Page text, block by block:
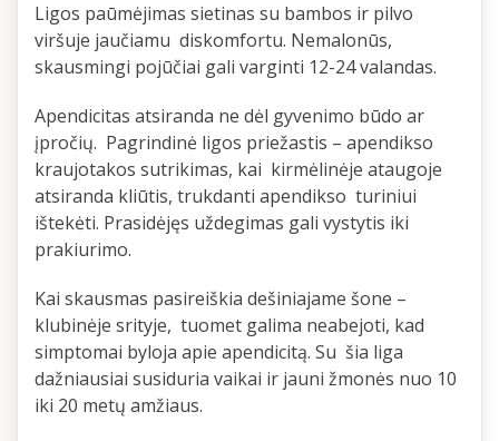
Ligos paūmėjimas sietinas su bambos ir pilvo
viršuje jaučiamu diskomfortu. Nemalonūs,
skausmingi pojūčiai gali varginti 12-24 valandas.
Apendicitas atsiranda ne dėl gyvenimo būdo ar
įpročių. Pagrindinė ligos priežastis – apendikso
kraujotakos sutrikimas, kai kirmėlinėje ataugoje
atsiranda kliūtis, trukdanti apendikso turiniui
ištekėti. Prasidėjęs uždegimas gali vystytis iki
prakiurimo.
Kai skausmas pasireiškia dešiniajame šone –
klubinėje srityje, tuomet galima neabejoti, kad
simptomai byloja apie apendicitą. Su šia liga
dažniausiai susiduria vaikai ir jauni žmonės nuo 10
iki 20 metų amžiaus.